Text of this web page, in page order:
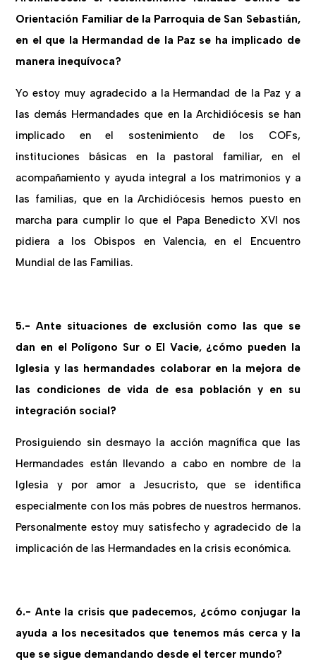
Orientación Familiar de la Parroquia de San Sebastián,
en el que la Hermandad de la Paz se ha implicado de
manera inequívoca?
Yo estoy muy agradecido a la Hermandad de la Paz y a
las demás Hermandades que en la Archidiócesis se han
implicado en el sostenimiento de los COFs,
instituciones básicas en la pastoral familiar, en el
acompañamiento y ayuda integral a los matrimonios y a
las familias, que en la Archidiócesis hemos puesto en
marcha para cumplir lo que el Papa Benedicto XVI nos
pidiera a los Obispos en Valencia, en el Encuentro
Mundial de las Familias.
5.- Ante situaciones de exclusión como las que se
dan en el Polígono Sur o El Vacie, ¿cómo pueden la
Iglesia y las hermandades colaborar en la mejora de
las condiciones de vida de esa población y en su
integración social?
Prosiguiendo sin desmayo la acción magnífica que las
Hermandades están llevando a cabo en nombre de la
Iglesia y por amor a Jesucristo, que se identifica
especialmente con los más pobres de nuestros hermanos.
Personalmente estoy muy satisfecho y agradecido de la
implicación de las Hermandades en la crisis económica.
6.- Ante la crisis que padecemos, ¿cómo conjugar la
ayuda a los necesitados que tenemos más cerca y la
que se sigue demandando desde el tercer mundo?